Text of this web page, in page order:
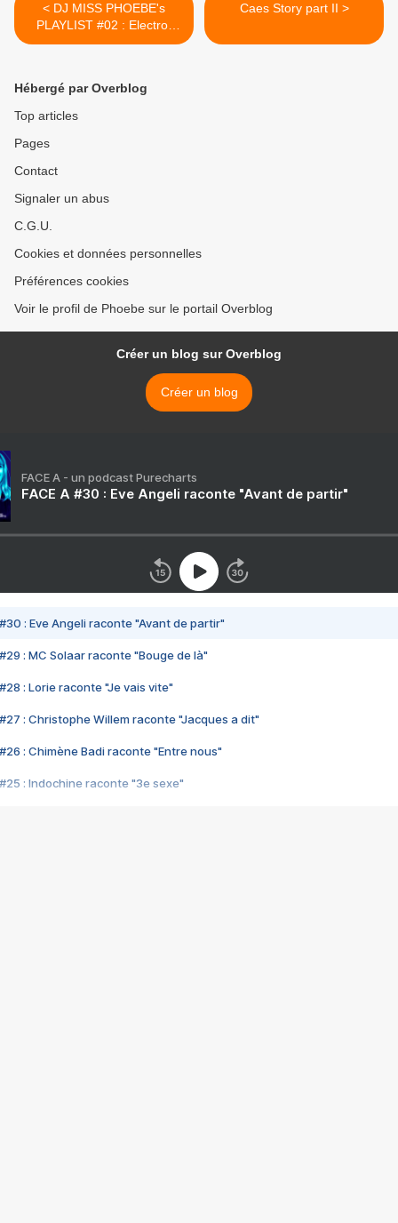
< DJ MISS PHOEBE's
PLAYLIST #02 : Electro-
Techno Minimale/Techno -
Caes Story part II >
Hébergé par Overblog
Top articles
Pages
Contact
Signaler un abus
C.G.U.
Cookies et données personnelles
Préférences cookies
Voir le profil de Phoebe sur le portail Overblog
Créer un blog sur Overblog
Créer un blog
FACE A - un podcast Purecharts
FACE A #30 : Eve Angeli raconte "Avant de partir"
#30 : Eve Angeli raconte "Avant de partir"
#29 : MC Solaar raconte "Bouge de là"
#28 : Lorie raconte "Je vais vite"
#27 : Christophe Willem raconte "Jacques a dit"
#26 : Chimène Badi raconte "Entre nous"
#25 : Indochine raconte "3e sexe"